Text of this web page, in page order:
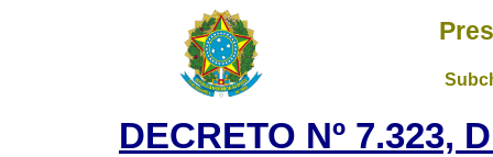
DECRETO Nº 7.323,